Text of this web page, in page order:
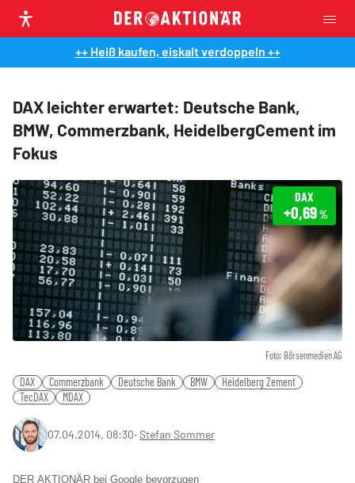
++ Heiß kaufen, eiskalt verdoppeln ++
DAX leichter erwartet: Deutsche Bank,
BMW, Commerzbank, HeidelbergCement im
Fokus
Foto: Börsenmedien AG
DAX
+0,69%
DAX Commerzbank Deutsche Bank BMW
Heidelberg Zement
TecDAX
MDAX
07.04.2014, 08:30‧ Stefan Sommer
DER AKTIONÄR bei Google bevorzugen